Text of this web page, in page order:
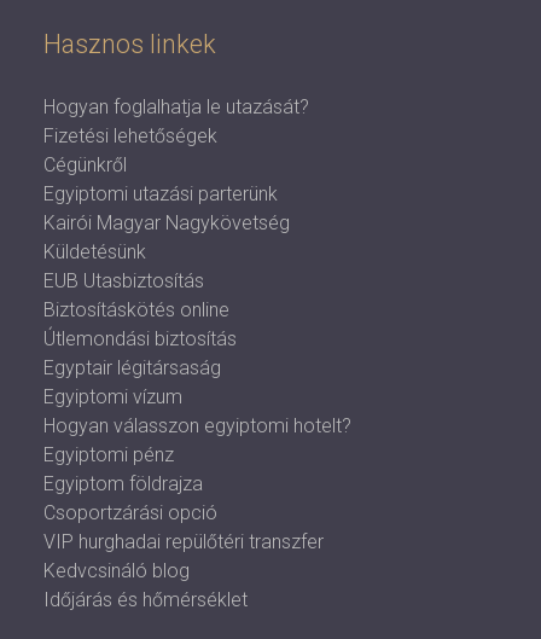
Hasznos linkek
Hogyan foglalhatja le utazását?
Fizetési lehetőségek
Cégünkről
Egyiptomi utazási parterünk
Kairói Magyar Nagykövetség
Küldetésünk
EUB Utasbiztosítás
Biztosításkötés online
Útlemondási biztosítás
Egyptair légitársaság
Egyiptomi vízum
Hogyan válasszon egyiptomi hotelt?
Egyiptomi pénz
Egyiptom földrajza
Csoportzárási opció
VIP hurghadai repülőtéri transzfer
Kedvcsináló blog
Időjárás és hőmérséklet